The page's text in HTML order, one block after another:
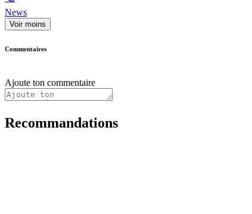
News
Voir moins
Commentaires
Ajoute ton commentaire
Recommandations